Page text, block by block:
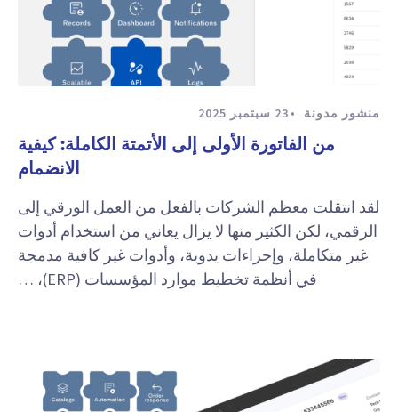
منشور مدونة 23 سبتمبر 2025
من الفاتورة الأولى إلى الأتمتة الكاملة: كيفية
الانضمام
لقد انتقلت معظم الشركات بالفعل من العمل الورقي إلى
الرقمي، لكن الكثير منها لا يزال يعاني من استخدام أدوات
غير متكاملة، وإجراءات يدوية، وأدوات غير كافية مدمجة
في أنظمة تخطيط موارد المؤسسات (ERP)، …